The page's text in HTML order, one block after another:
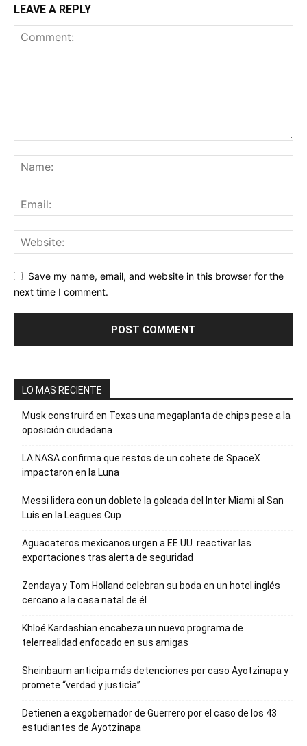
LEAVE A REPLY
Save my name, email, and website in this browser for the
next time I comment.
LO MAS RECIENTE
Musk construirá en Texas una megaplanta de chips pese a la
oposición ciudadana
LA NASA confirma que restos de un cohete de SpaceX
impactaron en la Luna
Messi lidera con un doblete la goleada del Inter Miami al San
Luis en la Leagues Cup
Aguacateros mexicanos urgen a EE.UU. reactivar las
exportaciones tras alerta de seguridad
Zendaya y Tom Holland celebran su boda en un hotel inglés
cercano a la casa natal de él
Khloé Kardashian encabeza un nuevo programa de
telerrealidad enfocado en sus amigas
Sheinbaum anticipa más detenciones por caso Ayotzinapa y
promete “verdad y justicia”
Detienen a exgobernador de Guerrero por el caso de los 43
estudiantes de Ayotzinapa